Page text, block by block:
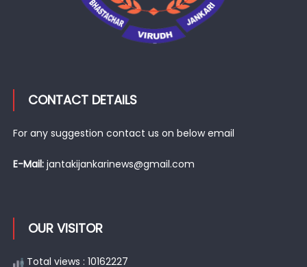
CONTACT DETAILS
For any suggestion contact us on below email
E-Mail: jantakijankarinews@gmail.com
OUR VISITOR
Total views : 10162227